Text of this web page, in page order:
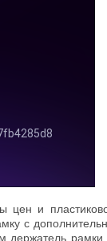
цен и
с
держатель